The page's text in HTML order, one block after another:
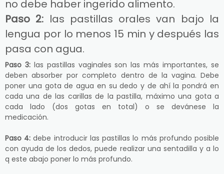
no debe haber ingerido alimento.
Paso 2: las pastillas orales van bajo la
lengua por lo menos 15 min y después las
pasa con agua.
Paso 3:las pastillas vaginales son las más importantes, se
deben absorber por completo dentro de la vagina. Debe
poner una gota de agua en su dedo y de ahí la pondrá en
cada una de las carillas de la pastilla, máximo una gota a
cada lado (dos gotas en total) o se devánese la
medicación.
Paso 4: debe introducir las pastillas lo más profundo posible
con ayuda de los dedos, puede realizar una sentadilla y a lo
q este abajo poner lo más profundo.